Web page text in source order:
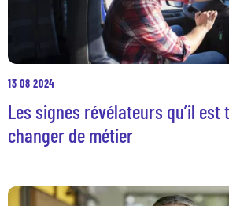
13 08 2024
Les signes révélateurs qu’il est
changer de métier